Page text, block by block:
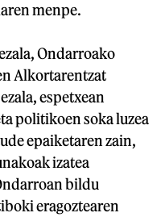
menpe.
Ondarroako
Alkortarentzat
espetxean
politikoen soka luzea
epaiketaren zain,
izatea
bildu
eragoztearen